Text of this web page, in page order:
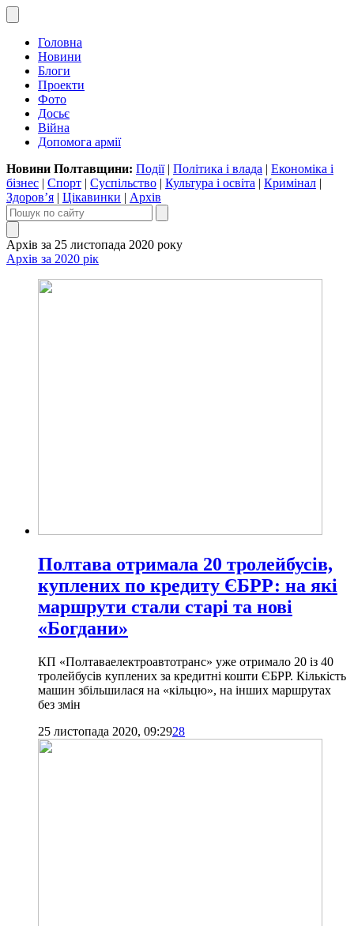
Головна
Новини
Блоги
Проекти
Фото
Досьє
Війна
Допомога армії
Новини Полтавщини: Події| Політика і влада | Економіка і
бізнес | Спорт | Суспільство | Культура і освіта | Кримінал |
Здоров’я | Цікавинки | Архів
Архів за 25 листопада 2020 року
Архів за 2020 рік
Полтава отримала 20 тролейбусів,
куплених по кредиту ЄБРР: на які
маршрути стали старі та нові
«Богдани»
КП «Полтаваелектроавтотранс» уже отримало 20 із 40
тролейбусів куплених за кредитні кошти ЄБРР. Кількість
машин збільшилася на «кільцю», на інших маршрутах
без змін
25 листопада 2020, 09:2928